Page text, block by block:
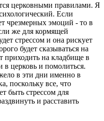
церковными правилами. Я
Если
чрезмерных эмоций - то в
же для кормящей
стрессом и она рискует
будет сказываться на
приходить на кладбище в
церковь и помолиться.
в эти дни именно в
поскольку все, что
быть стрессом для
и расставить